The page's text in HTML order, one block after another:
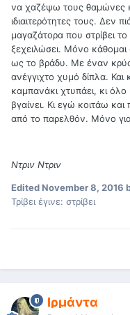
να χαζέψω τους θαμώνες
ιδιαιτερότητες τους. Δεν
μαγαζάτορα που στρίβει
ξεχειλώσει. Μόνο κάθομαι
ως το βράδυ. Με έναν
ανέγγιχτο χυμό δίπλα. Και
καμπανάκι χτυπάει, κι όλο
βγαίνει. Κι εγώ κοιτάω
από το παρελθόν. Μόνο
Ντριν Ντριν
EditedNovember 8, 2016
Τρίβει έγινε: στρίβει
Ιρμάντα